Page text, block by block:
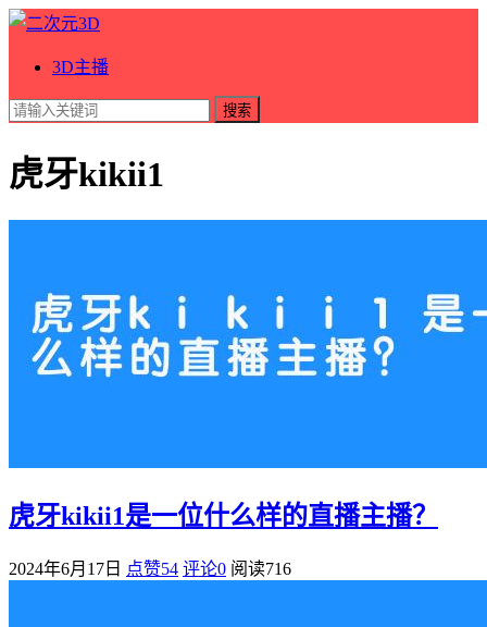
3D主播
搜索
虎牙kikii1
虎牙kikii1是一位什么样的直播主播？
2024年6月17日 点赞54 评论0 阅读716